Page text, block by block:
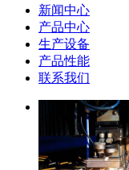
新闻中心
产品中心
生产设备
产品性能
联系我们